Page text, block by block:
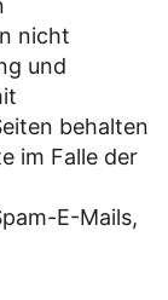
nicht
und
behalten
im Falle der
E-Mails,